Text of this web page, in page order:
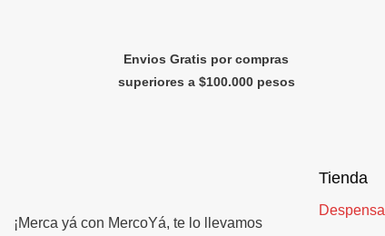
Envios Gratis por compras
superiores a $100.000 pesos
¡Merca yá con MercoYá, te lo llevamos
Tienda
Despensa